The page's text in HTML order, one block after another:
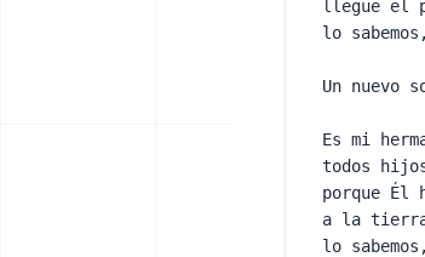
llegue el
lo
Un nuevo
Es mi
todos
porque Él
a la
lo